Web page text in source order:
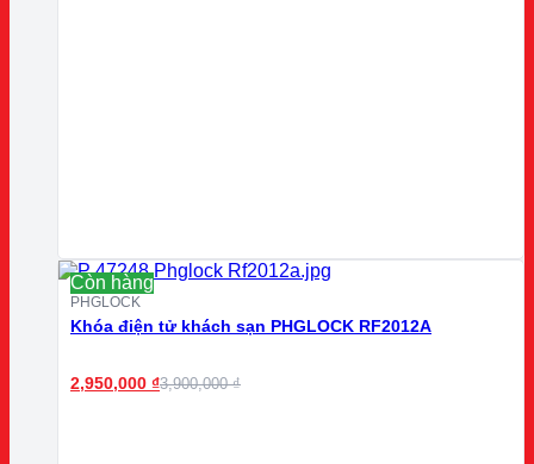
Còn hàng
PHGLOCK
Khóa điện tử khách sạn PHGLOCK RF2012A
2,950,000 ₫3,900,000₫